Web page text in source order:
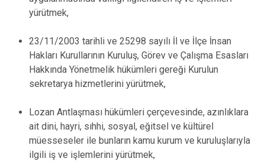
yürütmek,
23/11/2003 tarihli ve 25298 sayılı İl ve İlçe İnsan
Hakları Kurullarının Kuruluş, Görev ve Çalışma Esasları
Hakkında Yönetmelik hükümleri gereği Kurulun
sekretarya hizmetlerini yürütmek,
Lozan Antlaşması hükümleri çerçevesinde, azınlıklara
ait dini, hayri, sıhhi, sosyal, eğitsel ve kültürel
müesseseler ile bunların kamu kurum ve kuruluşlarıyla
ilgili iş ve işlemlerini yürütmek,